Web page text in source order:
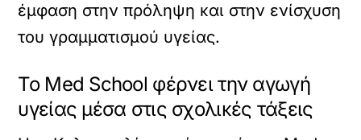
έμφαση στην πρόληψη και στην ενίσχυση
του γραμματισμού υγείας.
Το Med School φέρνει την αγωγή
υγείας μέσα στις σχολικές τάξεις